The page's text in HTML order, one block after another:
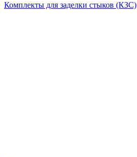
Комплекты для заделки стыков (КЗС)